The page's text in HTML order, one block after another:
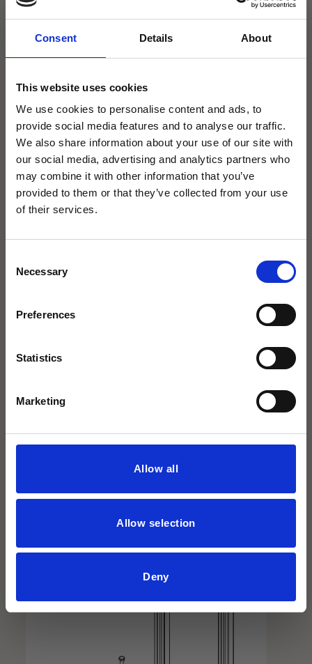
Consent Details About
This website uses cookies
We use cookies to personalise content and ads, to
provide social media features and to analyse our traffic.
We also share information about your use of our site with
our social media, advertising and analytics partners who
may combine it with other information that you’ve
provided to them or that they’ve collected from your use
of their services.
Selection
Necessary
Preferences
Statistics
Marketing
Allow all
Allow selection
Deny
Installationsanleitung
Dazu passt